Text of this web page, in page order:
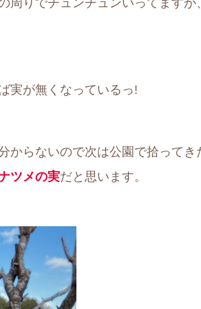
周りでチュンチュンいってますが
実が無くなっているっ!
からないので次は公園で拾ってき
ツメの実だと思います。